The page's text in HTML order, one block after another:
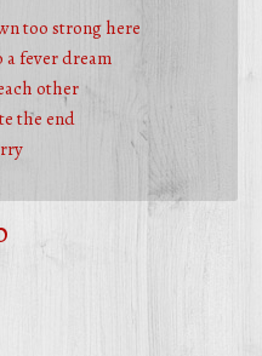
too strong here
fever dream
other
the end